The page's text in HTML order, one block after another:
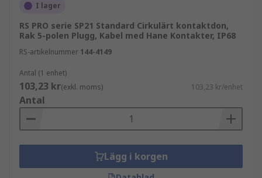
I lager
RS PRO serie SP21 Standard Cirkulärt kontaktdon,
Rak 5-polen Plugg, Kabel med Hane Kontakter, IP68
RS-artikelnummer 144-4149
Antal (1 enhet)
103,23 kr(exkl. moms) 103,23 kr/enhet
Antal
Lägg i korgen